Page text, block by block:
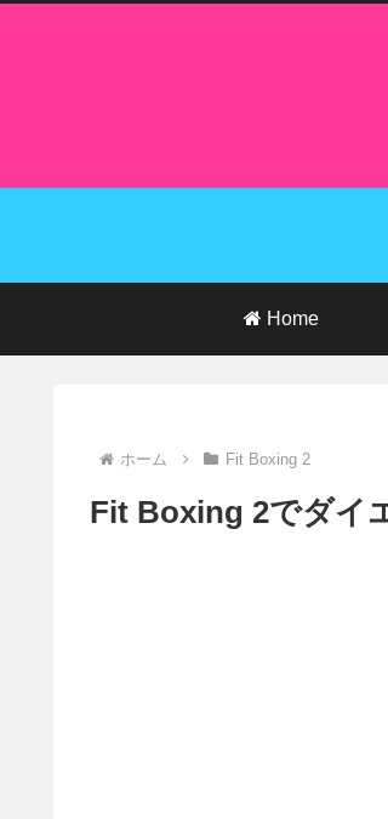
Home
ホーム Fit Boxing 2
Fit Boxing 2でダイ